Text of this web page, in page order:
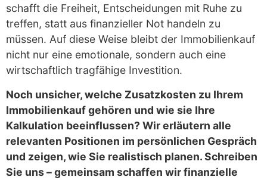
schafft die Freiheit, Entscheidungen mit Ruhe zu
treffen, statt aus finanzieller Not handeln zu
müssen. Auf diese Weise bleibt der Immobilienkauf
nicht nur eine emotionale, sondern auch eine
wirtschaftlich tragfähige Investition.
Noch unsicher, welche Zusatzkosten zu Ihrem
Immobilienkauf gehören und wie sie Ihre
Kalkulation beeinflussen? Wir erläutern alle
relevanten Positionen im persönlichen Gespräch
und zeigen, wie Sie realistisch planen. Schreiben
Sie uns – gemeinsam schaffen wir finanzielle